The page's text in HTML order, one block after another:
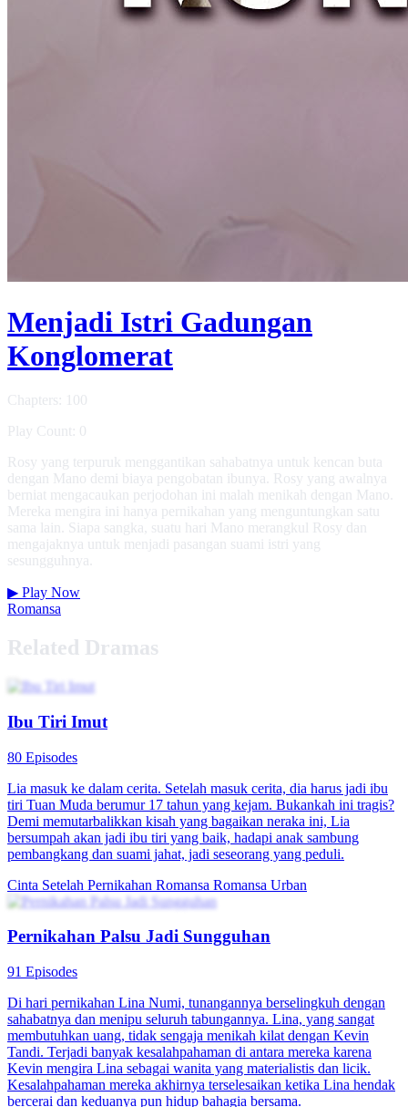
Menjadi Istri Gadungan
Konglomerat
Chapters: 100
Play Count: 0
Rosy yang terpuruk menggantikan sahabatnya untuk kencan buta
dengan Mano demi biaya pengobatan ibunya. Rosy yang awalnya
berniat mengacaukan perjodohan ini malah menikah dengan Mano.
Mereka mengira ini hanya pernikahan yang menguntungkan satu
sama lain. Siapa sangka, suatu hari Mano merangkul Rosy dan
mengajaknya untuk menjadi pasangan suami istri yang
sesungguhnya.
▶ Play Now
Romansa
Related Dramas
Ibu Tiri Imut
80 Episodes
Lia masuk ke dalam cerita. Setelah masuk cerita, dia harus jadi ibu
tiri Tuan Muda berumur 17 tahun yang kejam. Bukankah ini tragis?
Demi memutarbalikkan kisah yang bagaikan neraka ini, Lia
bersumpah akan jadi ibu tiri yang baik, hadapi anak sambung
pembangkang dan suami jahat, jadi seseorang yang peduli.
Cinta Setelah Pernikahan Romansa Romansa Urban
Pernikahan Palsu Jadi Sungguhan
91 Episodes
Di hari pernikahan Lina Numi, tunangannya berselingkuh dengan
sahabatnya dan menipu seluruh tabungannya. Lina, yang sangat
membutuhkan uang, tidak sengaja menikah kilat dengan Kevin
Tandi. Terjadi banyak kesalahpahaman di antara mereka karena
Kevin mengira Lina sebagai wanita yang materialistis dan licik.
Kesalahpahaman mereka akhirnya terselesaikan ketika Lina hendak
bercerai dan keduanya pun hidup bahagia bersama.